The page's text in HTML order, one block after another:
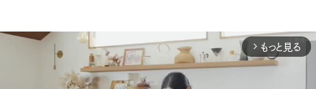
arrow_forward_ios もっと見る